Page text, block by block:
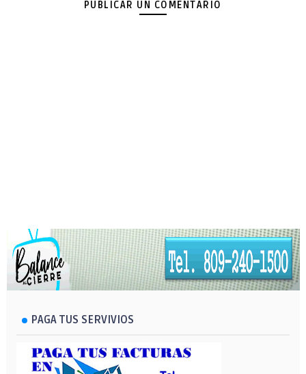
PUBLICAR UN COMENTARIO
PAGA TUS SERVIVIOS